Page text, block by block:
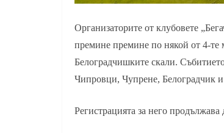
Организаторите от клубовете
премине премине по някой от 4-
Белоградчишките скали.
Чипровци, Чупрене, Белоградчик
Регистрацията за него